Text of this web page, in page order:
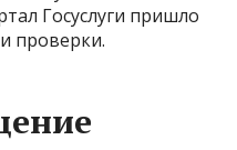
Госуслуги пришло
проверки.